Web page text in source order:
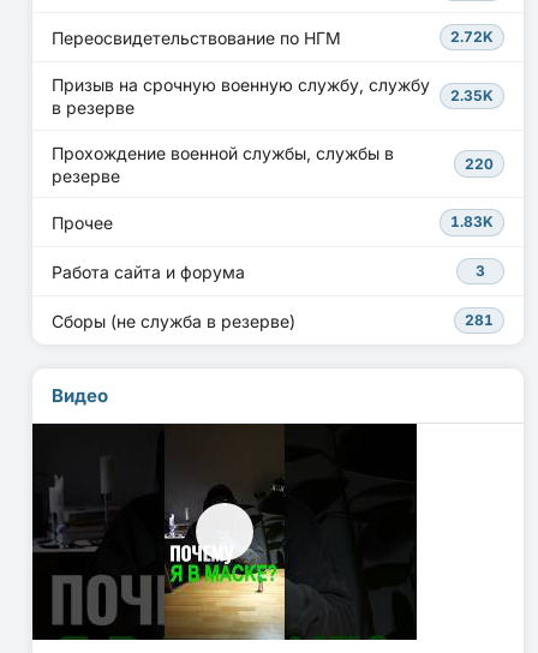
Переосвидетельствование по НГМ 2.72K
Призыв на срочную военную службу, службу
в резерве
2.35K
Прохождение военной службы, службы в
резерве
220
Прочее 1.83K
Работа сайта и форума 3
Сборы (не служба в резерве) 281
Видео